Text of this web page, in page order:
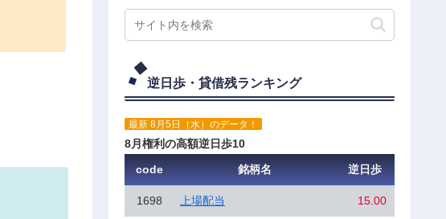
逆日歩・貸借残ランキング
最新 8月5日（水）のデータ！
8月権利の高額逆日歩10
code
銘柄名 逆日歩
1698 上場配当 15.00